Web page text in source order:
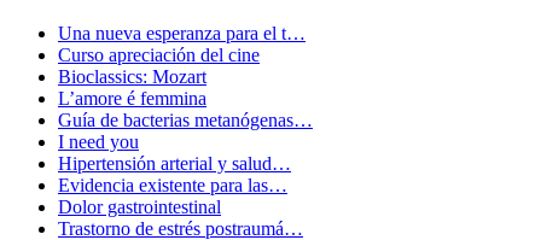
Una nueva esperanza para el t…
Curso apreciación del cine
Bioclassics: Mozart
L’amore é femmina
Guía de bacterias metanógenas…
I need you
Hipertensión arterial y salud…
Evidencia existente para las…
Dolor gastrointestinal
Trastorno de estrés postraumá…